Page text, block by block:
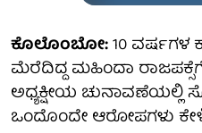
ಕೊಲೊಂಬೋ:10 ವರ್ಷಗಳ
ಮೆರೆದಿದ್ದ ಮಹಿಂದಾ ರಾಜಪಕ್ಸೆಗೆ
ಅಧ್ಯಕ್ಷೀಯ ಚುನಾವಣೆಯಲ್ಲಿ
ಒಂದೊಂದೇ ಆರೋಪಗಳು